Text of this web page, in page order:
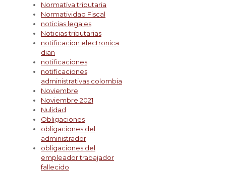
Normativa tributaria
Normatividad Fiscal
noticias legales
Noticias tributarias
notificacion electronica
dian
notificaciones
notificaciones
administrativas colombia
Noviembre
Noviembre 2021
Nulidad
Obligaciones
obligaciones del
administrador
obligaciones del
empleador trabajador
fallecido